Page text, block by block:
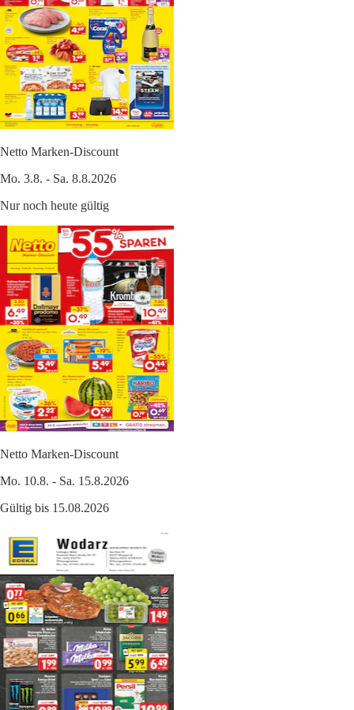
Netto Marken-Discount
Mo. 3.8. - Sa. 8.8.2026
Nur noch heute gültig
Netto Marken-Discount
Mo. 10.8. - Sa. 15.8.2026
Gültig bis 15.08.2026